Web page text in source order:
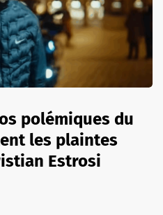
polémiques du
les plaintes
Estrosi